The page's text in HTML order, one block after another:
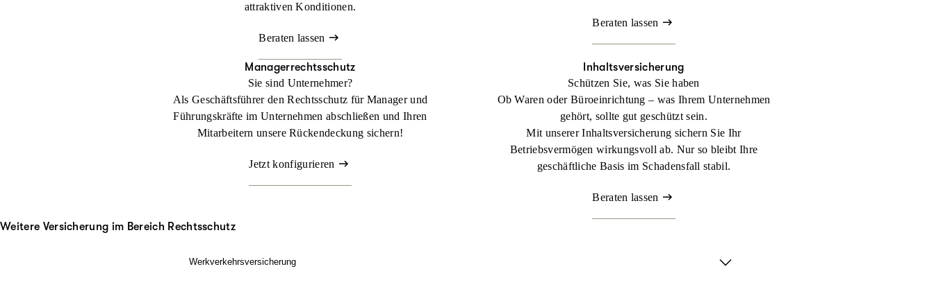
attraktiven Konditionen.
Beraten lassen
Beraten lassen
Managerrechtsschutz
Sie sind Unternehmer?
Als Geschäftsführer den Rechtsschutz für Manager und
Führungskräfte im Unternehmen abschließen und Ihren
Mitarbeitern unsere Rückendeckung sichern!
Jetzt konfigurieren
Inhaltsversicherung
Schützen Sie, was Sie haben
Ob Waren oder Büroeinrichtung – was Ihrem Unternehmen
gehört, sollte gut geschützt sein.
Mit unserer Inhaltsversicherung sichern Sie Ihr
Betriebsvermögen wirkungsvoll ab. Nur so bleibt Ihre
geschäftliche Basis im Schadensfall stabil.
Beraten lassen
Weitere Versicherung im Bereich Rechtsschutz
Werkverkehrsversicherung